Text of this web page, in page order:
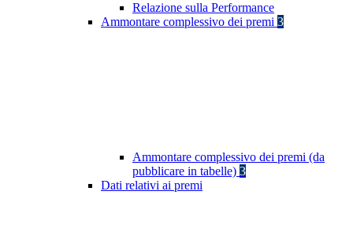
Relazione sulla Performance
Ammontare complessivo dei premi 3
Ammontare complessivo dei premi (da
pubblicare in tabelle) 3
Dati relativi ai premi